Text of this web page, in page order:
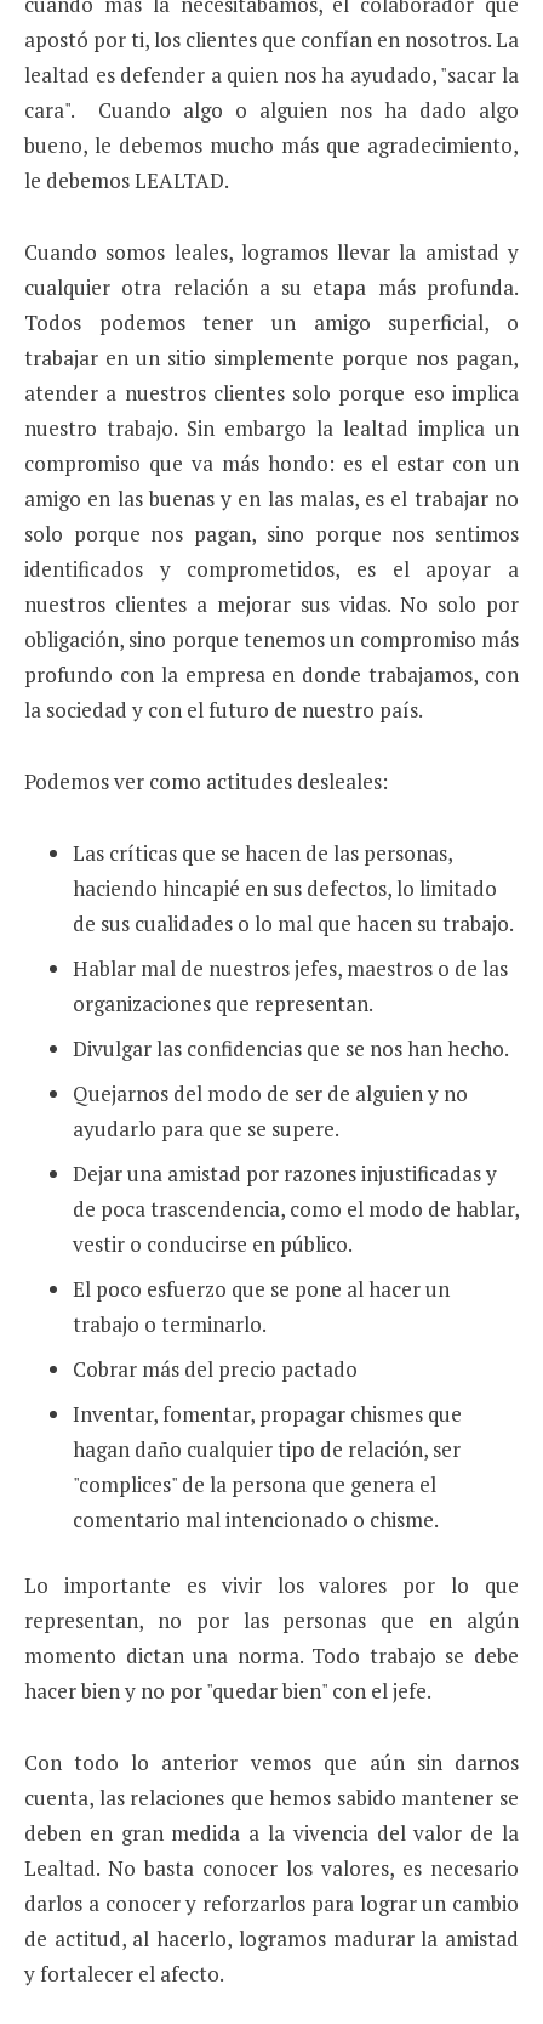
apostó por ti, los clientes que confían en nosotros. La
lealtad es defender a quien nos ha ayudado, "sacar la
cara". Cuando algo o alguien nos ha dado algo
bueno, le debemos mucho más que agradecimiento,
le debemos LEALTAD.
Cuando somos leales, logramos llevar la amistad y
cualquier otra relación a su etapa más profunda.
Todos podemos tener un amigo superficial, o
trabajar en un sitio simplemente porque nos pagan,
atender a nuestros clientes solo porque eso implica
nuestro trabajo. Sin embargo la lealtad implica un
compromiso que va más hondo: es el estar con un
amigo en las buenas y en las malas, es el trabajar no
solo porque nos pagan, sino porque nos sentimos
identificados y comprometidos, es el apoyar a
nuestros clientes a mejorar sus vidas. No solo por
obligación, sino porque tenemos un compromiso más
profundo con la empresa en donde trabajamos, con
la sociedad y con el futuro de nuestro país.
Podemos ver como actitudes desleales:
Las críticas que se hacen de las personas,
haciendo hincapié en sus defectos, lo limitado
de sus cualidades o lo mal que hacen su trabajo.
Hablar mal de nuestros jefes, maestros o de las
organizaciones que representan.
Divulgar las confidencias que se nos han hecho.
Quejarnos del modo de ser de alguien y no
ayudarlo para que se supere.
Dejar una amistad por razones injustificadas y
de poca trascendencia, como el modo de hablar,
vestir o conducirse en público.
El poco esfuerzo que se pone al hacer un
trabajo o terminarlo.
Cobrar más del precio pactado
Inventar, fomentar, propagar chismes que
hagan daño cualquier tipo de relación, ser
"complices" de la persona que genera el
comentario mal intencionado o chisme.
Lo importante es vivir los valores por lo que
representan, no por las personas que en algún
momento dictan una norma. Todo trabajo se debe
hacer bien y no por "quedar bien" con el jefe.
Con todo lo anterior vemos que aún sin darnos
cuenta, las relaciones que hemos sabido mantener se
deben en gran medida a la vivencia del valor de la
Lealtad. No basta conocer los valores, es necesario
darlos a conocer y reforzarlos para lograr un cambio
de actitud, al hacerlo, logramos madurar la amistad
y fortalecer el afecto.